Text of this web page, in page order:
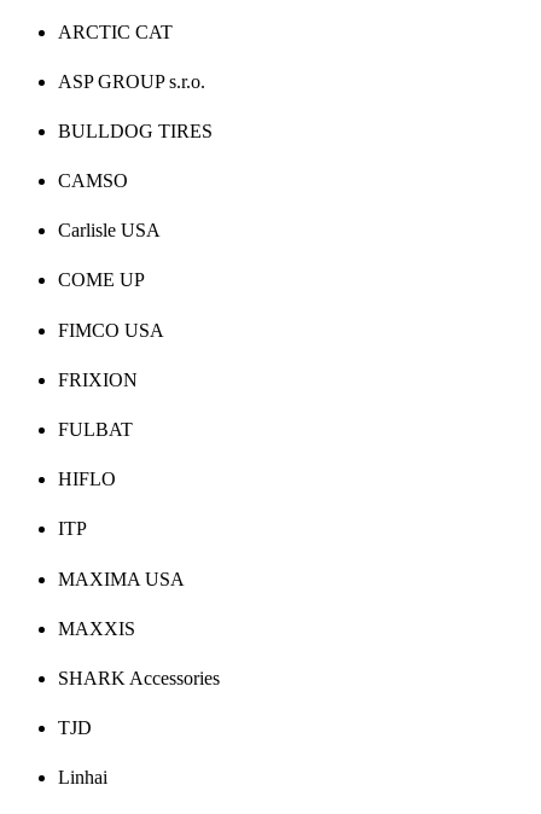
ARCTIC CAT
ASP GROUP s.r.o.
BULLDOG TIRES
CAMSO
Carlisle USA
COME UP
FIMCO USA
FRIXION
FULBAT
HIFLO
ITP
MAXIMA USA
MAXXIS
SHARK Accessories
TJD
Linhai